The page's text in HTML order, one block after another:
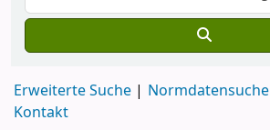
Erweiterte Suche Normdatensuche
Kontakt